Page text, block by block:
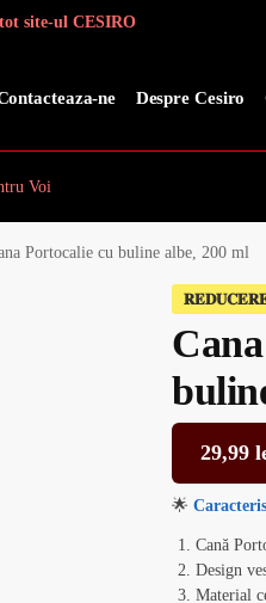
site-ul CESIRO
ne Despre Cesiro
Voi
Portocalie cu buline albe, 200 ml
29,99
🌟
Cană
Design
Material